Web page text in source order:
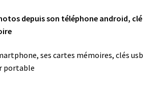
depuis son téléphone android, clé
ses cartes mémoires, clés usb
portable